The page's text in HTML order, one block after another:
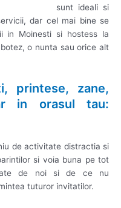
sunt ideali si
dar cel mai bine se
in Moinesti si hostess la
o nunta sau orice alt
printese, zane,
in orasul tau:
de activitate distractia si
si voia buna pe tot
de noi si de ce nu
tuturor invitatilor.